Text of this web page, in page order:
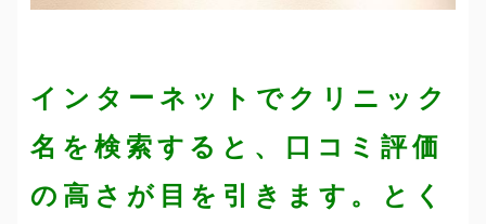
インターネットでクリニック
名を検索すると、口コミ評価
の高さが目を引きます。とく